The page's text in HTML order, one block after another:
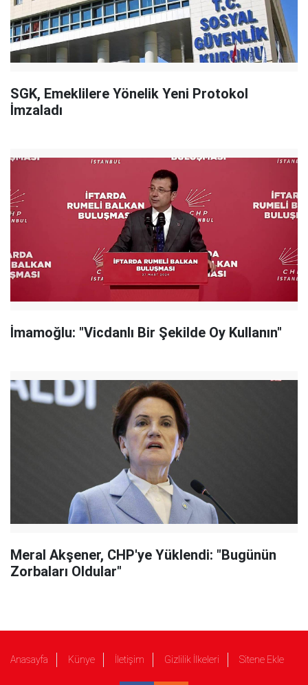
SGK, Emeklilere Yönelik Yeni Protokol
İmzaladı
İmamoğlu: "Vicdanlı Bir Şekilde Oy Kullanın"
Meral Akşener, CHP'ye Yüklendi: "Bugünün
Zorbaları Oldular"
Anasayfa Künye İletişim Gizlilik İlkeleri Sitene Ekle